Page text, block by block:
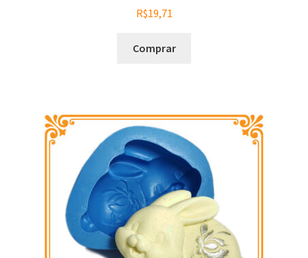
R$19,71
Comprar